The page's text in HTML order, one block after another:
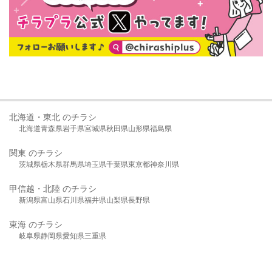
北海道・東北 のチラシ
北海道青森県岩手県宮城県秋田県山形県福島県
関東 のチラシ
茨城県栃木県群馬県埼玉県千葉県東京都神奈川県
甲信越・北陸 のチラシ
新潟県富山県石川県福井県山梨県長野県
東海 のチラシ
岐阜県静岡県愛知県三重県